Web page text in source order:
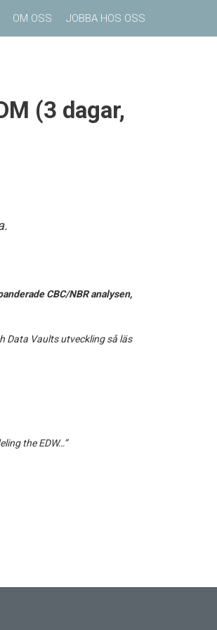
OM OSS JOBBA HOS OSS
(3 dagar,
CBC/NBR analysen,
Data Vaults utveckling så läs
the EDW…”